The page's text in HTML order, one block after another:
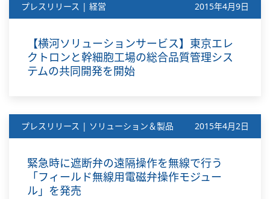
プレスリリース | 経営 2015年4月9日
【横河ソリューションサービス】東京エレ
クトロンと幹細胞工場の総合品質管理シス
テムの共同開発を開始
プレスリリース | ソリューション＆製品 2015年4月2日
緊急時に遮断弁の遠隔操作を無線で行う
「フィールド無線用電磁弁操作モジュー
ル」を発売